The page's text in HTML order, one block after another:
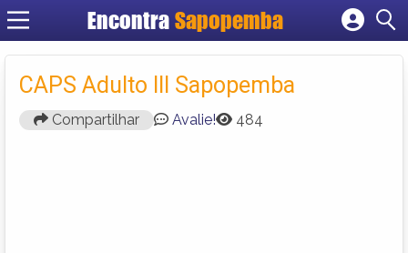
Encontra Sapopemba
Cadastrar empresa
Criar conta
CAPS Adulto III Sapopemba
Compartilhar Avalie! 484